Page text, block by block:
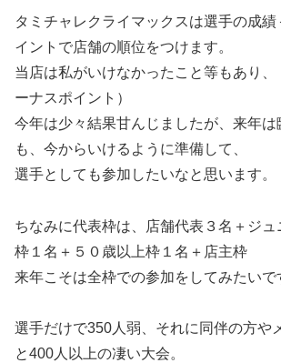
タミチャレクライマックスは選手の成
イントで店舗の順位をつけます。
当店は私がいけなかったこと等もあり
ーナスポイント）
今年は少々結果甘んじましたが、来年は
も、今からいけるように準備して、
選手としても参加したいなと思います。
ちなみに代表枠は、店舗代表３名＋ジ
枠１名＋５０歳以上枠１名＋店主枠
来年こそは全枠での参加をしてみたいで
選手だけで350人弱、それに同伴の方や
と400人以上の凄い大会。